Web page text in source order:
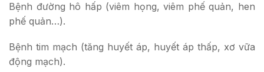
Bệnh đường hô hấp (viêm họng, viêm phế quản, hen
phế quản…).
Bệnh tim mạch (tăng huyết áp, huyết áp thấp, xơ vữa
động mạch).